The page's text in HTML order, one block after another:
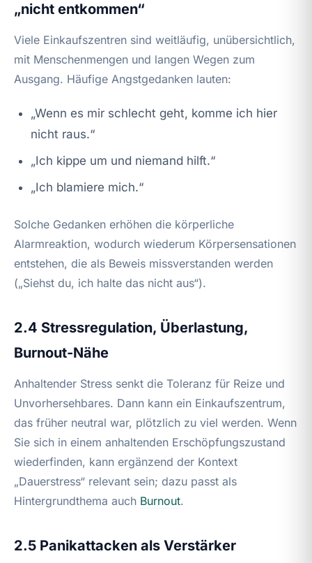
„nicht entkommen“
Viele Einkaufszentren sind weitläufig, unübersichtlich,
mit Menschenmengen und langen Wegen zum
Ausgang. Häufige Angstgedanken lauten:
„Wenn es mir schlecht geht, komme ich hier
nicht raus.“
„Ich kippe um und niemand hilft.“
„Ich blamiere mich.“
Solche Gedanken erhöhen die körperliche
Alarmreaktion, wodurch wiederum Körpersensationen
entstehen, die als Beweis missverstanden werden
(„Siehst du, ich halte das nicht aus“).
2.4 Stressregulation, Überlastung,
Burnout-Nähe
Anhaltender Stress senkt die Toleranz für Reize und
Unvorhersehbares. Dann kann ein Einkaufszentrum,
das früher neutral war, plötzlich zu viel werden. Wenn
Sie sich in einem anhaltenden Erschöpfungszustand
wiederfinden, kann ergänzend der Kontext
„Dauerstress“ relevant sein; dazu passt als
Hintergrundthema auch Burnout.
2.5 Panikattacken als Verstärker